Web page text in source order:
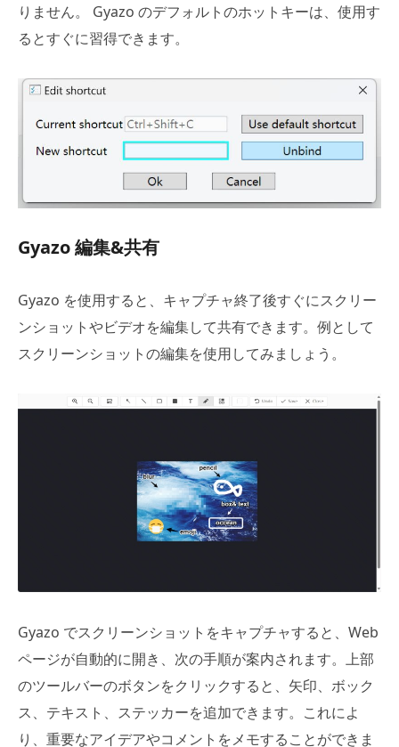
りません。 Gyazo のデフォルトのホットキーは、使用す
るとすぐに習得できます。
Gyazo 編集&共有
Gyazo を使用すると、キャプチャ終了後すぐにスクリー
ンショットやビデオを編集して共有できます。例として
スクリーンショットの編集を使用してみましょう。
Gyazo でスクリーンショットをキャプチャすると、Web
ページが自動的に開き、次の手順が案内されます。上部
のツールバーのボタンをクリックすると、矢印、ボック
ス、テキスト、ステッカーを追加できます。これによ
り、重要なアイデアやコメントをメモすることができま